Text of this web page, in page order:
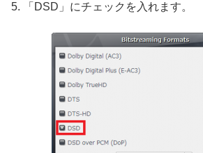
5. 「DSD」にチェックを入れます。